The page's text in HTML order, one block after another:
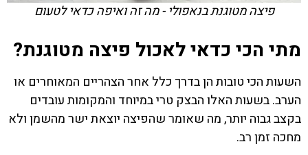
פיצה מטוגנת בנאפולי - מה זה ואיפה כדאי לטעום
מתי הכי כדאי לאכול פיצה מטוגנת?
השעות הכי טובות הן בדרך כלל אחר הצהריים המאוחרים או
הערב. בשעות האלו הבצק טרי במיוחד והמקומות עובדים
בקצב גבוה יותר, מה שאומר שהפיצה יוצאת ישר מהשמן ולא
מחכה זמן רב.